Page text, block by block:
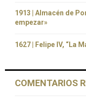
1913 | Almacén de
empezar»
1627 | Felipe IV, “La
COMENTARIOS